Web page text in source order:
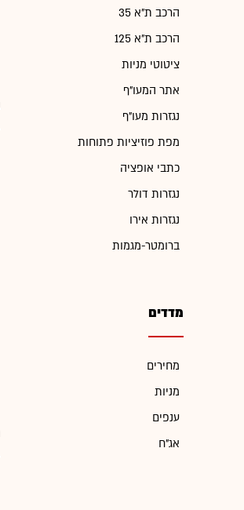
הרכב ת"א 35
הרכב ת"א 125
ציטוטי מניות
אתר המעו"ף
נגזרות מעו"ף
מפת פוזיציות פתוחות
כתבי אופציה
נגזרות דולר
נגזרות אירו
ברומטר-מגמות
מדדים
מחירים
מניות
ענפים
אג"ח